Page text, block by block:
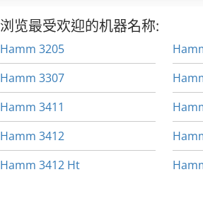
浏览最受欢迎的机器名称:
Hamm 3205
Hamm 3307
Hamm 3411
Hamm 3412
Hamm 3412 Ht